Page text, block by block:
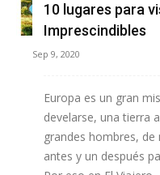
10 lugares para
Imprescindibles
Sep 9, 2020
Europa es un gran
develarse, una tierra
grandes hombres,
antes y un después